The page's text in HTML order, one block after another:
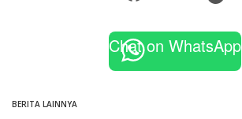
Chat on WhatsApp
BERITA LAINNYA